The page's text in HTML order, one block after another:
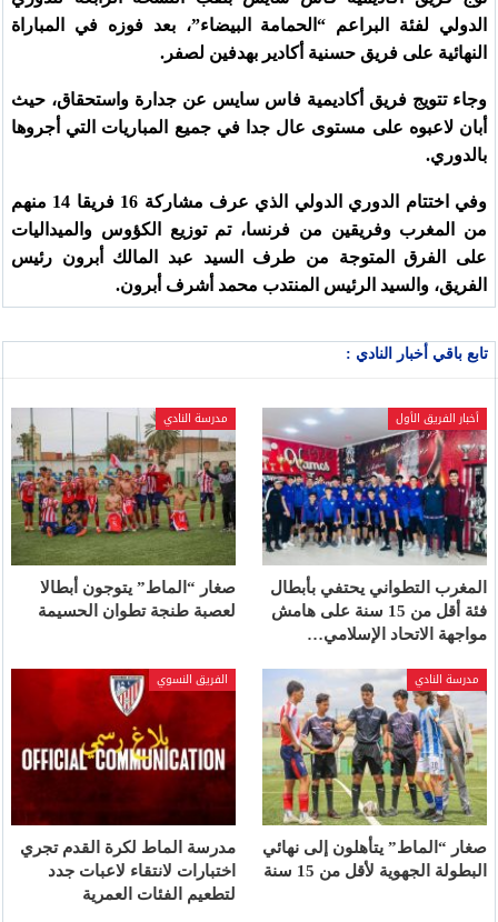
الدولي لفئة البراعم “الحمامة البيضاء”، بعد فوزه في المباراة
النهائية على فريق حسنية أكادير بهدفين لصفر.
وجاء تتويج فريق أكاديمية فاس سايس عن جدارة واستحقاق، حيث
أبان لاعبوه على مستوى عال جدا في جميع المباريات التي أجروها
بالدوري.
وفي اختتام الدوري الدولي الذي عرف مشاركة 16 فريقا 14 منهم
من المغرب وفريقين من فرنسا، تم توزيع الكؤوس والميداليات
على الفرق المتوجة من طرف السيد عبد المالك أبرون رئيس
الفريق، والسيد الرئيس المنتدب محمد أشرف أبرون.
تابع باقي أخبار النادي :
أخبار الفريق الأول
المغرب التطواني يحتفي بأبطال
فئة أقل من 15 سنة على هامش
مواجهة الاتحاد الإسلامي…
مدرسة النادي
صغار “الماط” يتوجون أبطالا
لعصبة طنجة تطوان الحسيمة
مدرسة النادي
صغار “الماط” يتأهلون إلى نهائي
البطولة الجهوية لأقل من 15 سنة
الفريق النسوي
مدرسة الماط لكرة القدم تجري
اختبارات لانتقاء لاعبات جدد
لتطعيم الفئات العمرية